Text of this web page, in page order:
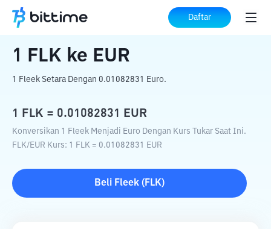
Daftar
Beranda Konverter Kripto ke EUR
1 FLK ke EUR
1 Fleek Setara Dengan 0.01082831 Euro.
1 FLK = 0.01082831 EUR
Konversikan 1 Fleek Menjadi Euro Dengan Kurs Tukar Saat Ini.
FLK/EUR Kurs: 1 FLK = 0.01082831 EUR
Beli Fleek ( FLK)